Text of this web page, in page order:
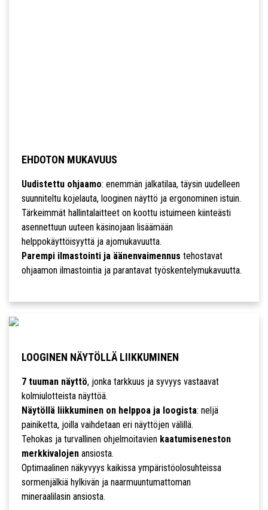
EHDOTON MUKAVUUS
Uudistettu ohjaamo: enemmän jalkatilaa, täysin uudelleen
suunniteltu kojelauta, looginen näyttö ja ergonominen istuin.
Tärkeimmät hallintalaitteet on koottu istuimeen kiinteästi
asennettuun uuteen käsinojaan lisäämään
helppokäyttöisyyttä ja ajomukavuutta.
Parempi ilmastointi ja äänenvaimennus tehostavat
ohjaamon ilmastointia ja parantavat työskentelymukavuutta.
LOOGINEN NÄYTÖLLÄ LIIKKUMINEN
7 tuuman näyttö, jonka tarkkuus ja syvyys vastaavat
kolmiulotteista näyttöä.
Näytöllä liikkuminen on helppoa ja loogista: neljä
painiketta, joilla vaihdetaan eri näyttöjen välillä.
Tehokas ja turvallinen ohjelmoitavien kaatumiseneston
merkkivalojenansiosta.
Optimaalinen näkyvyys kaikissa ympäristöolosuhteissa
sormenjälkiä hylkivän ja naarmuuntumattoman
mineraalilasin ansiosta.